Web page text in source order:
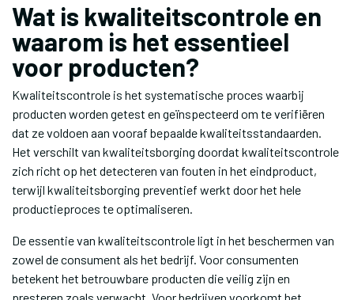
Wat is kwaliteitscontrole en
waarom is het essentieel
voor producten?
Kwaliteitscontrole is het systematische proces waarbij
producten worden getest en geïnspecteerd om te verifiëren
dat ze voldoen aan vooraf bepaalde kwaliteitsstandaarden.
Het verschilt van kwaliteitsborging doordat kwaliteitscontrole
zich richt op het detecteren van fouten in het eindproduct,
terwijl kwaliteitsborging preventief werkt door het hele
productieproces te optimaliseren.
De essentie van kwaliteitscontrole ligt in het beschermen van
zowel de consument als het bedrijf. Voor consumenten
betekent het betrouwbare producten die veilig zijn en